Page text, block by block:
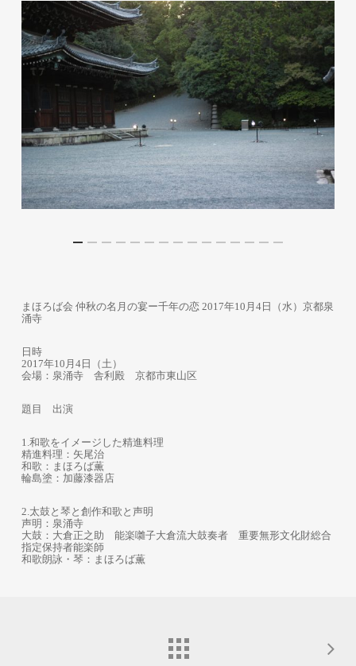
まほろば会 仲秋の名月の宴ー千年の恋 2017年10月4日（水）京都泉
涌寺
日時
2017年10月4日（土）
会場：泉涌寺 舎利殿 京都市東山区
題目 出演
1.和歌をイメージした精進料理
精進料理：矢尾治
和歌：まほろば薫
輪島塗：加藤漆器店
2.太鼓と琴と創作和歌と声明
声明：泉涌寺
大鼓：大倉正之助 能楽囃子大倉流大鼓奏者 重要無形文化財総合
指定保持者能楽師
和歌朗詠・琴：まほろば薫